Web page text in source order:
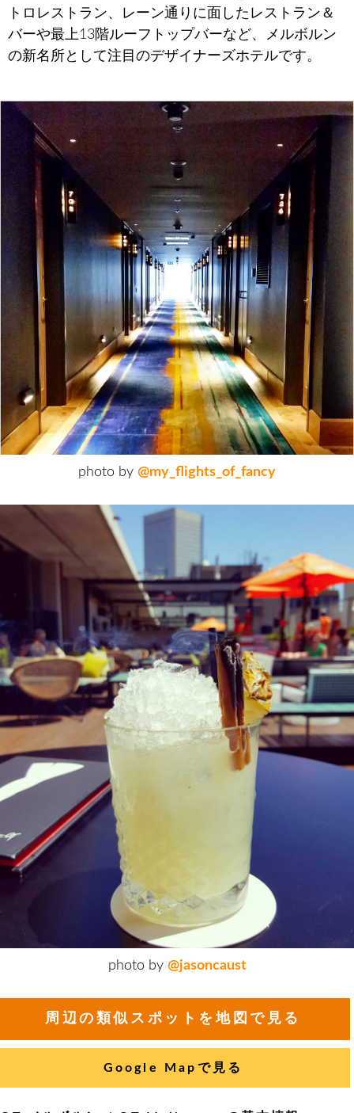
トロレストラン、レーン通りに面したレストラン＆
バーや最上13階ルーフトップバーなど、メルボルン
の新名所として注目のデザイナーズホテルです。
photo by @my_flights_of_fancy
photo by @jasoncaust
周辺の類似スポットを地図で見る
Google Mapで見る